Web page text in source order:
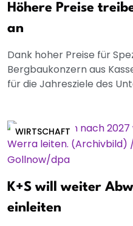
Höhere Preise
an
Dank hoher Preise für
Bergbaukonzern aus
für die Jahresziele des
WIRTSCHAFT
K+S will weiter
einleiten